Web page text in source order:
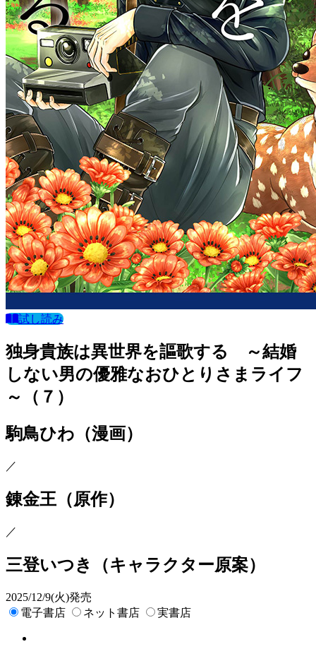
試し読み
独身貴族は異世界を謳歌する ～結婚
しない男の優雅なおひとりさまライフ
～（７）
駒鳥ひわ （漫画）
／
錬金王 （原作）
／
三登いつき （キャラクター原案）
2025/12/9(火)発売
電子書店
ネット書店 実書店